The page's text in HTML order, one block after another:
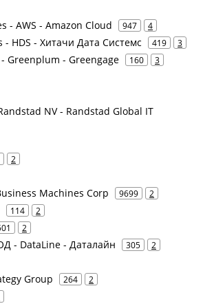
- AWS - Amazon Cloud 947 4
- HDS - Хитачи Дата Системс 419 3
Greenplum - Greengage 160 3
NV - Randstad Global IT
2
Machines Corp 9699 2
114 2
2
- DataLine - Даталайн 305 2
Group 264 2